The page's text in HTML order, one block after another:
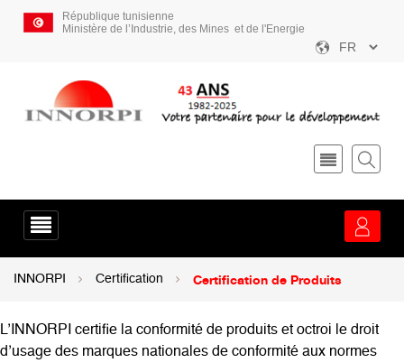
contenu
République tunisienne
Ministère de l’Industrie, des Mines et de l'Energie
Select
service
Fil
INNORPI Certification Certification de Produits
L’INNORPI certifie la conformité de produits et octroi le droit
d’usage des marques nationales de conformité aux normes